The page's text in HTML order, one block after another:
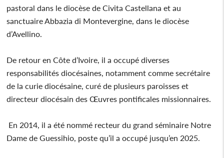
pastoral dans le diocèse de Civita Castellana et au
sanctuaire Abbazia di Montevergine, dans le diocèse
d’Avellino.
De retour en Côte d’Ivoire, il a occupé diverses
responsabilités diocésaines, notamment comme secrétaire
de la curie diocésaine, curé de plusieurs paroisses et
directeur diocésain des Œuvres pontificales missionnaires.
En 2014, il a été nommé recteur du grand séminaire Notre
Dame de Guessihio, poste qu’il a occupé jusqu’en 2025.